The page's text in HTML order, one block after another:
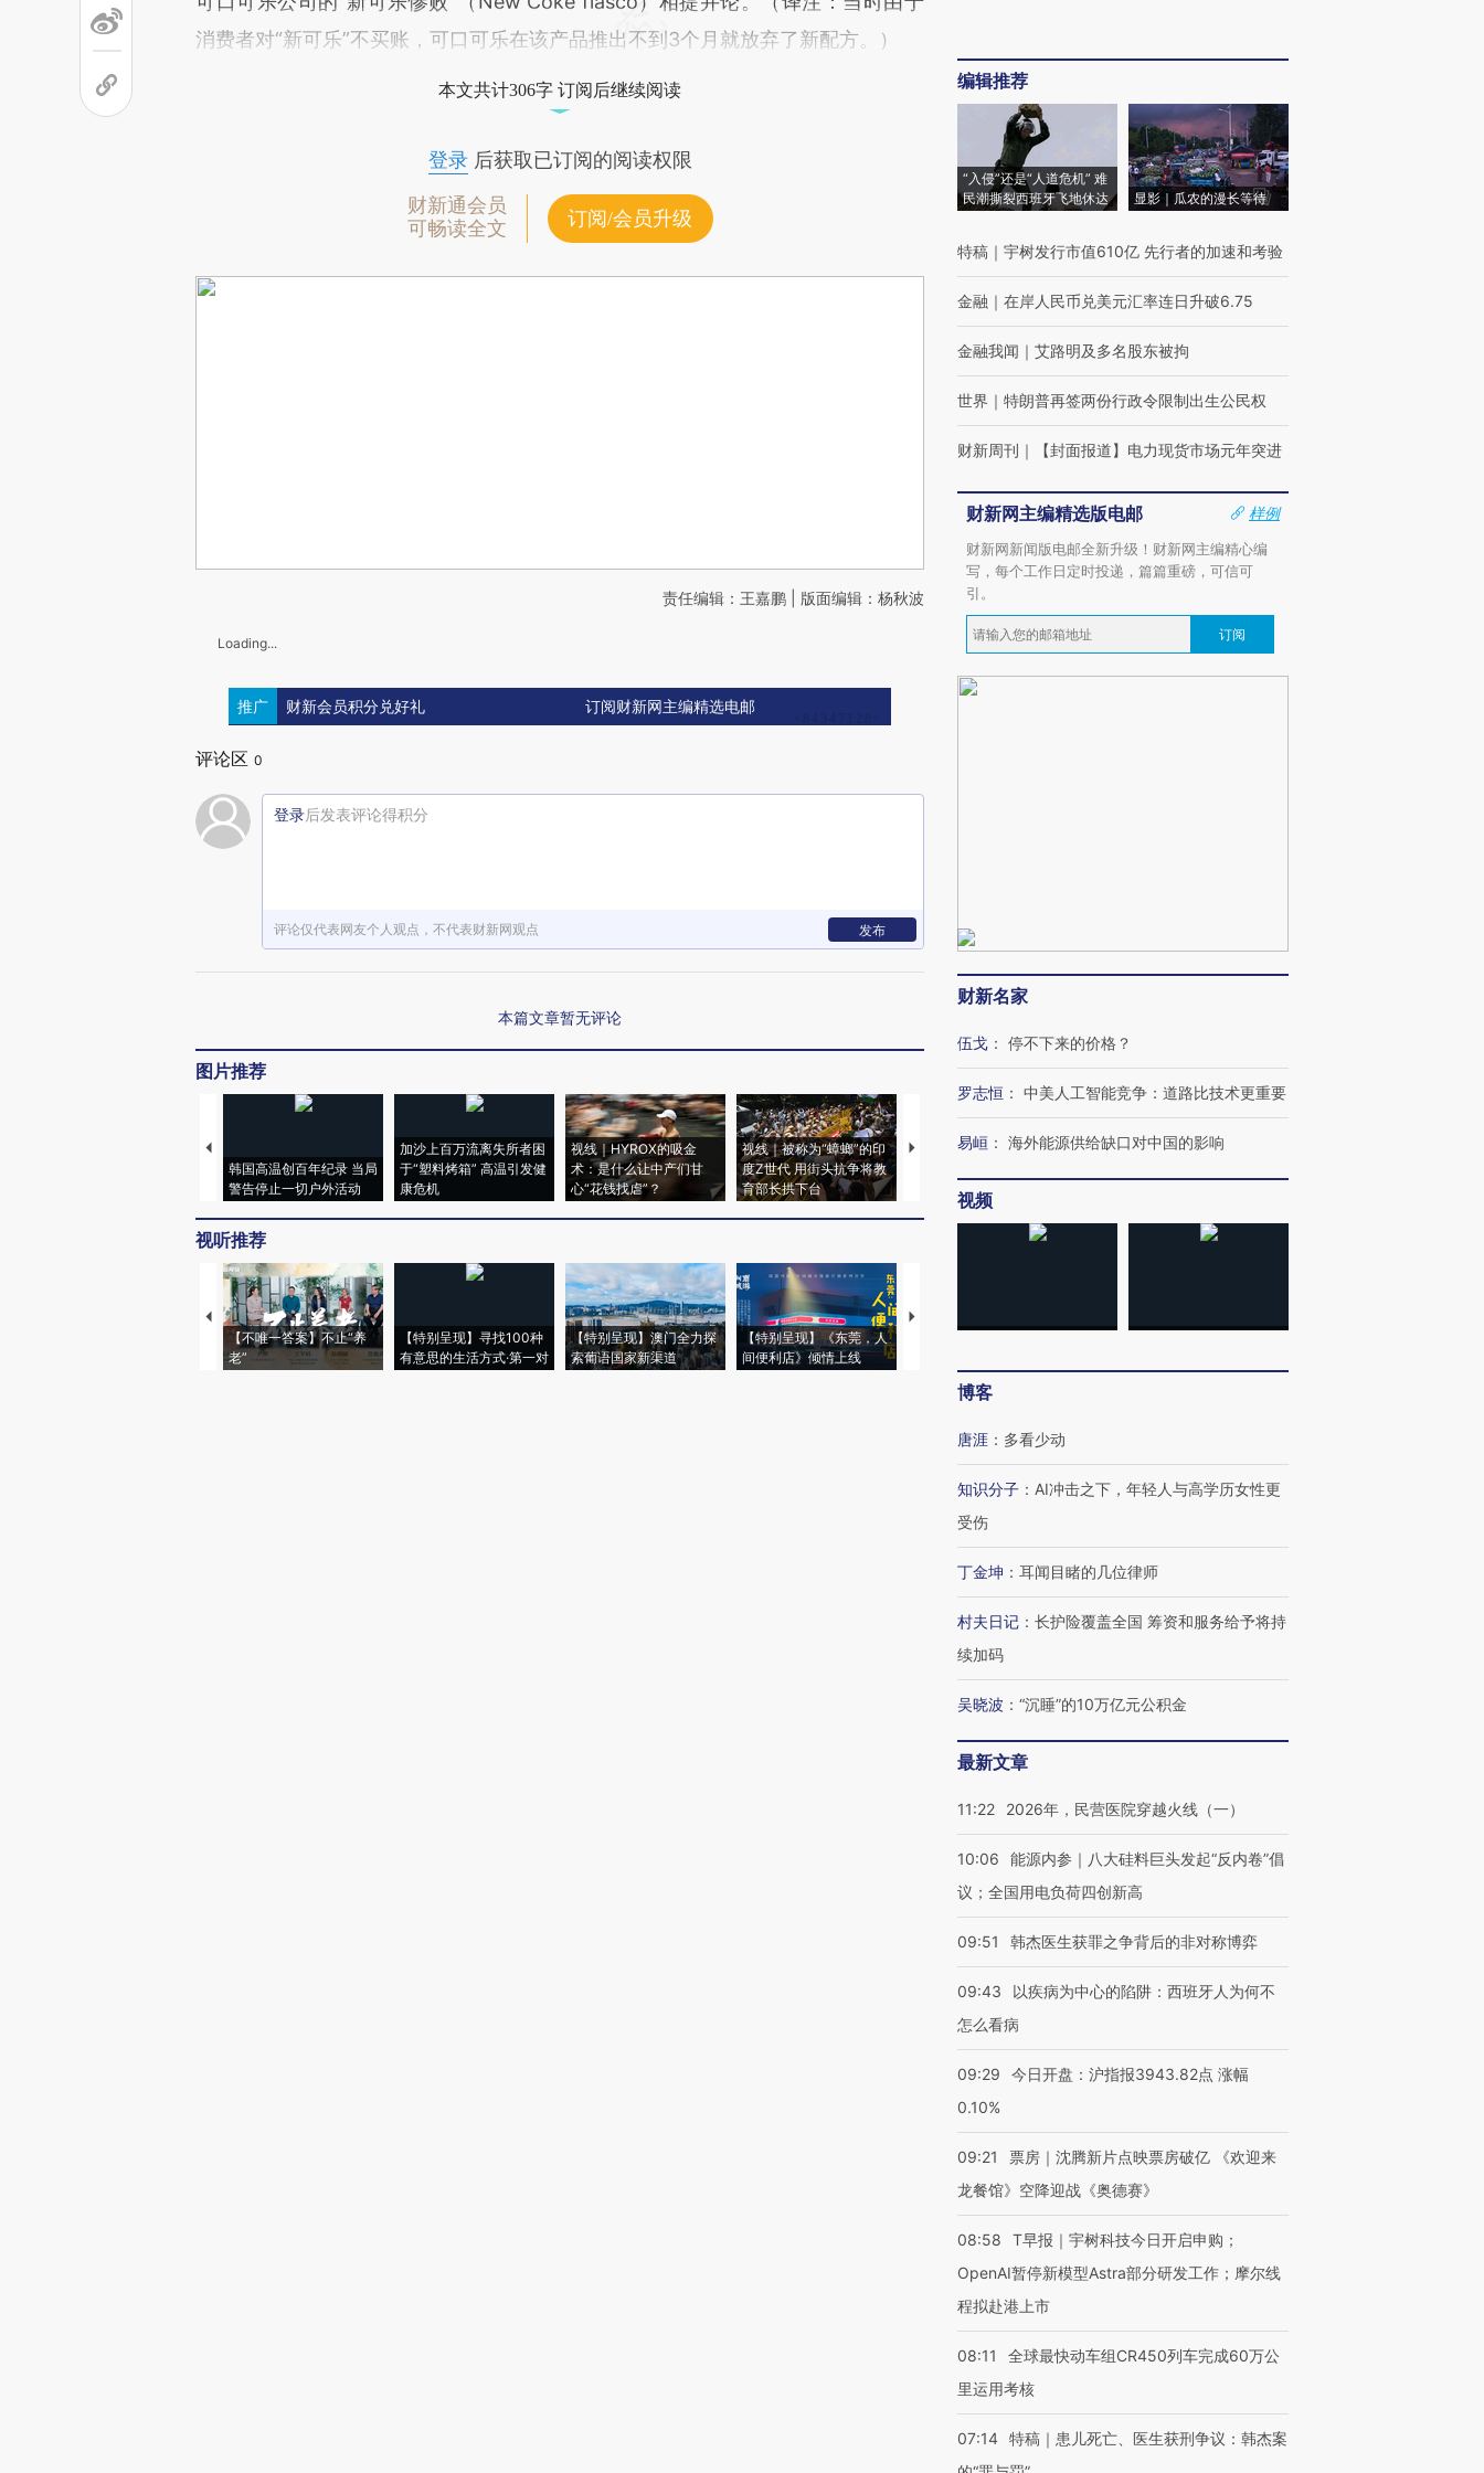
消费者对“新可乐”不买账，可口可乐在该产品推出不到3个月就放弃了新配方。）
本文共计306字 订阅后继续阅读
登录后获取已订阅的阅读权限
财新通会员
可畅读全文
订阅/会员升级
责任编辑：王嘉鹏 | 版面编辑：杨秋波
Loading...
推广 财新会员积分兑好礼 订阅财新网主编精选电邮
评论区 0
登录后发表评论得积分
评论仅代表网友个人观点，不代表财新网观点 发布
本篇文章暂无评论
图片推荐
韩国高温创百年纪录 当局
警告停止一切户外活动
加沙上百万流离失所者困
于“塑料烤箱” 高温引发健
康危机
视线｜HYROX的吸金
术：是什么让中产们甘
心“花钱找虐”？
视线｜被称为“蟑螂”的印
度Z世代 用街头抗争将教
育部长拱下台
视线｜“入侵”还是“人道危
飞地休达
湖北宜昌局部短时降雨
视听推荐
【不唯一答案】不止“养
老”
【特别呈现】寻找100种
有意思的生活方式·第一对
【特别呈现】澳门全力探
索葡语国家新渠道
【特别呈现】《东莞，人
间便利店》倾情上线
【推广】走进第四届链博
编辑推荐
“入侵”还是“人道危机” 难
民潮撕裂西班牙飞地休达
显影｜瓜农的漫长等待
特稿 ｜ 宇树发行市值610亿 先行者的加速和考验
金融 ｜ 在岸人民币兑美元汇率连日升破6.75
金融我闻 ｜ 艾路明及多名股东被拘
世界 ｜ 特朗普再签两份行政令限制出生公民权
财新周刊 ｜ 【封面报道】电力现货市场元年突进
财新网主编精选版电邮
样例
财新网新闻版电邮全新升级！财新网主编精心编
写，每个工作日定时投递，篇篇重磅，可信可
引。
订阅
财新名家
伍戈 ： 停不下来的价格？
罗志恒 ： 中美人工智能竞争：道路比技术更重要
易峘 ： 海外能源供给缺口对中国的影响
视频
博客
唐涯 ： 多看少动
知识分子 ： AI冲击之下，年轻人与高学历女性更
受伤
丁金坤 ： 耳闻目睹的几位律师
村夫日记 ： 长护险覆盖全国 筹资和服务给予将持
续加码
吴晓波 ： “沉睡”的10万亿元公积金
最新文章
11:22 2026年，民营医院穿越火线（一）
10:06
能源内参｜八大硅料巨头发起“反内卷”倡
议；全国用电负荷四创新高
09:51 韩杰医生获罪之争背后的非对称博弈
09:43
以疾病为中心的陷阱：西班牙人为何不
怎么看病
09:29
今日开盘：沪指报3943.82点 涨幅
0.10%
09:21
票房｜沈腾新片点映票房破亿 《欢迎来
龙餐馆》空降迎战《奥德赛》
08:58
T早报｜宇树科技今日开启申购；
OpenAI暂停新模型Astra部分研发工作；摩尔线
程拟赴港上市
08:11
全球最快动车组CR450列车完成60万公
里运用考核
07:14 特稿｜患儿死亡、医生获刑争议：韩杰案